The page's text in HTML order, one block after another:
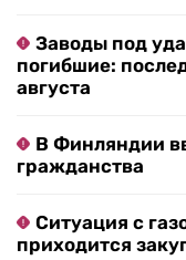
Заводы под
погибшие:
августа
В Финляндии
гражданства
Ситуация с
приходится